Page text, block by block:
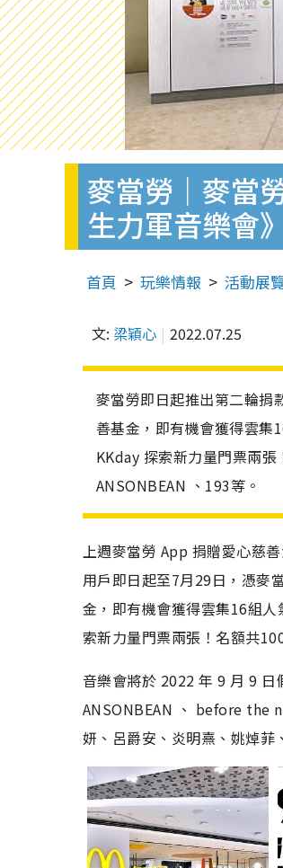
麥當勞｜麥當
生力軍音樂會
首頁 玩樂情報 活動展
文: 梁穎心 2022.07.25
麥當勞即日起推出第二輪捐
善基金，即有機會獲得雲集
KKday 探索新力量門票兩
ANSONBEAN 、193等。
上週麥當勞 App 捐贈愛心慈
用戶即日起至7月29日，憑麥
金，即有機會獲得雲集16組
索新力量門票兩張！名額共
音樂會將於 2022 年 9 月 9 日
ANSONBEAN 、 before the
妍、呂爵安、炎明熹、姚焯菲